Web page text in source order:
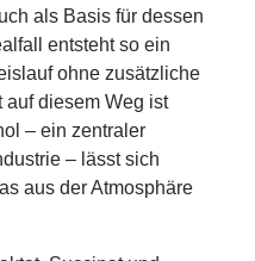
als Basis für dessen
entsteht so ein
ohne zusätzliche
auf diesem Weg ist
– ein zentraler
– lässt sich
aus der Atmosphäre